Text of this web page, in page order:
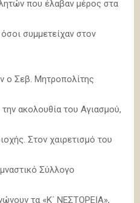
που έλαβαν μέρος στα
συμμετείχαν στον
ο Σεβ. Μητροπολίτης
ακολουθία του Αγιασμού,
Στον χαιρετισμό του
Σύλλογο
τα «Κ΄ ΝΕΣΤΟΡΕΙΑ»,